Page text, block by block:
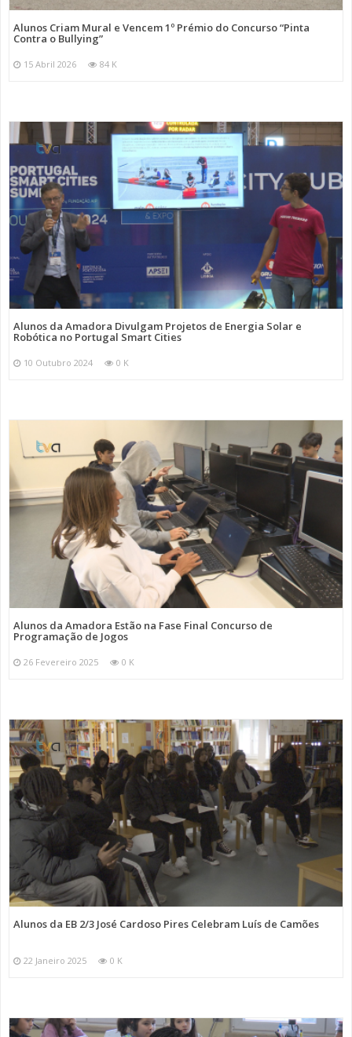
Alunos Criam Mural e Vencem 1º Prémio do Concurso “Pinta
Contra o Bullying”
15 Abril 2026 84 K
Alunos da Amadora Divulgam Projetos de Energia Solar e
Robótica no Portugal Smart Cities
10 Outubro 2024 0 K
Alunos da Amadora Estão na Fase Final Concurso de
Programação de Jogos
26 Fevereiro 2025 0 K
Alunos da EB 2/3 José Cardoso Pires Celebram Luís de Camões
22 Janeiro 2025 0 K